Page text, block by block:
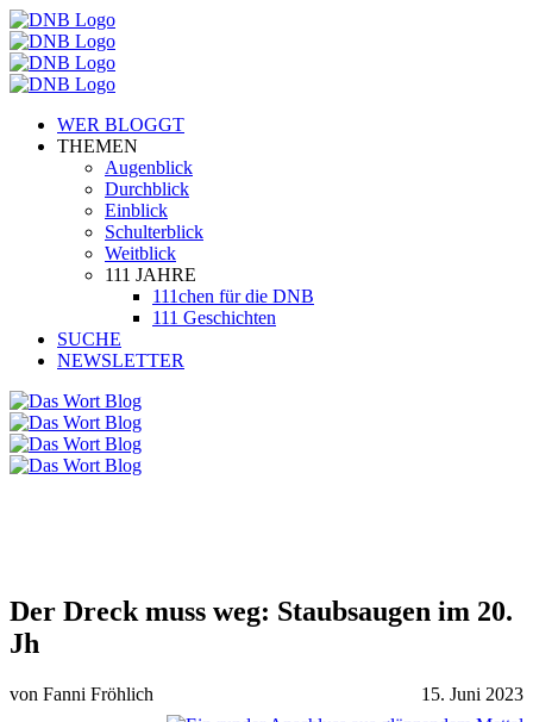
WER BLOGGT
THEMEN
Augenblick
Durchblick
Einblick
Schulterblick
Weitblick
111 JAHRE
111chen für die DNB
111 Geschichten
SUCHE
NEWSLETTER
Der Dreck muss weg: Staubsaugen im 20.
Jh
15. Juni 2023
von Fanni Fröhlich